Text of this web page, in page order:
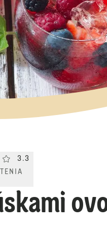
rating 3.3. Click to rate.
3.3